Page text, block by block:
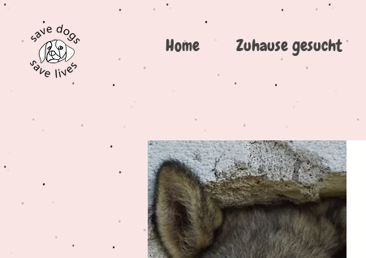
Home Zuhause gesucht